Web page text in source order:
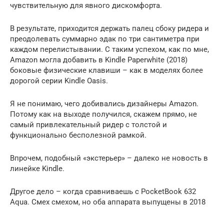
чувствительную для явного дискомфорта.
В результате, приходится держать палец сбоку ридера и
преодолевать суммарно эдак по три сантиметра при
каждом перелистывании. С таким успехом, как по мне,
Amazon могла добавить в Kindle Paperwhite (2018)
боковые физические клавиши – как в моделях более
дорогой серии Kindle Oasis.
Я не понимаю, чего добивались дизайнеры Amazon.
Потому как на выходе получился, скажем прямо, не
самый привлекательный ридер с толстой и
функционально бесполезной рамкой.
Впрочем, подобный «экстерьер» – далеко не новость в
линейке Kindle.
Другое дело – когда сравниваешь с PocketBook 632
Aqua. Смех смехом, но оба аппарата выпущены в 2018